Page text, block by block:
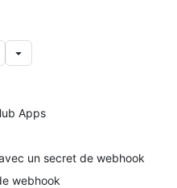
Apps
un secret de webhook
webhook